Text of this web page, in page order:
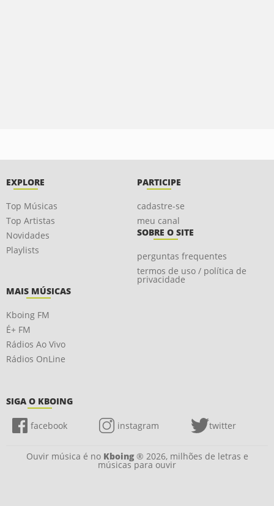
EXPLORE
Top Músicas
Top Artistas
Novidades
Playlists
PARTICIPE
cadastre-se
meu canal
SOBRE O SITE
perguntas frequentes
termos de uso / política de
privacidade
MAIS MÚSICAS
Kboing FM
É+ FM
Rádios Ao Vivo
Rádios OnLine
SIGA O KBOING
facebook instagram twitter
Ouvir música é no Kboing® 2026, milhões de letras e
músicas para ouvir